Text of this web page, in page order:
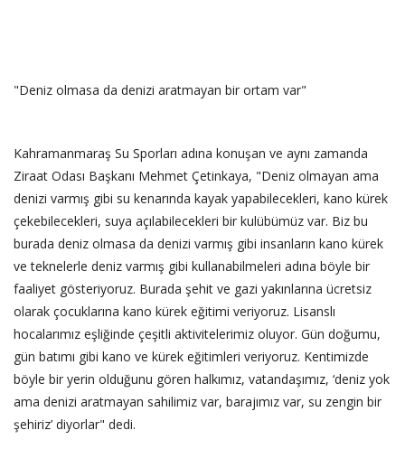
"Deniz olmasa da denizi aratmayan bir ortam var"
Kahramanmaraş Su Sporları adına konuşan ve aynı zamanda
Ziraat Odası Başkanı Mehmet Çetinkaya, "Deniz olmayan ama
denizi varmış gibi su kenarında kayak yapabilecekleri, kano kürek
çekebilecekleri, suya açılabilecekleri bir kulübümüz var. Biz bu
burada deniz olmasa da denizi varmış gibi insanların kano kürek
ve teknelerle deniz varmış gibi kullanabilmeleri adına böyle bir
faaliyet gösteriyoruz. Burada şehit ve gazi yakınlarına ücretsiz
olarak çocuklarına kano kürek eğitimi veriyoruz. Lisanslı
hocalarımız eşliğinde çeşitli aktivitelerimiz oluyor. Gün doğumu,
gün batımı gibi kano ve kürek eğitimleri veriyoruz. Kentimizde
böyle bir yerin olduğunu gören halkımız, vatandaşımız, ‘deniz yok
ama denizi aratmayan sahilimiz var, barajımız var, su zengin bir
şehiriz’ diyorlar" dedi.